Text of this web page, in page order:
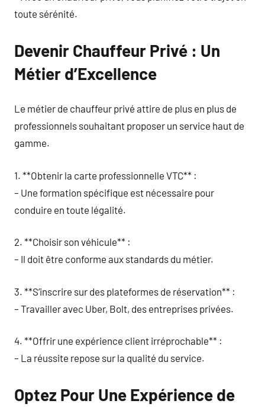
toute sérénité.
Devenir Chauffeur Privé : Un
Métier d’Excellence
Le métier de chauffeur privé attire de plus en plus de
professionnels souhaitant proposer un service haut de
gamme.
1. **Obtenir la carte professionnelle VTC** :
– Une formation spécifique est nécessaire pour
conduire en toute légalité.
2. **Choisir son véhicule** :
– Il doit être conforme aux standards du métier.
3. **S’inscrire sur des plateformes de réservation** :
– Travailler avec Uber, Bolt, des entreprises privées.
4. **Offrir une expérience client irréprochable** :
– La réussite repose sur la qualité du service.
Optez Pour Une Expérience de